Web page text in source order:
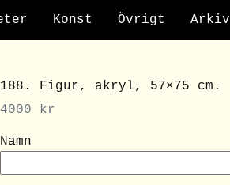
Konst Övrigt Arkiv
188. Figur, akryl, 57×75 cm.
4000
kr
Namn